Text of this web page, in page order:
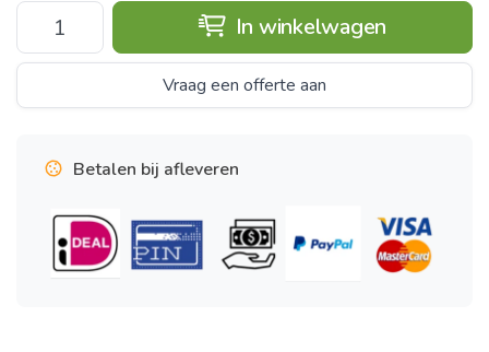
In winkelwagen
Vraag een offerte aan
Betalen bij afleveren